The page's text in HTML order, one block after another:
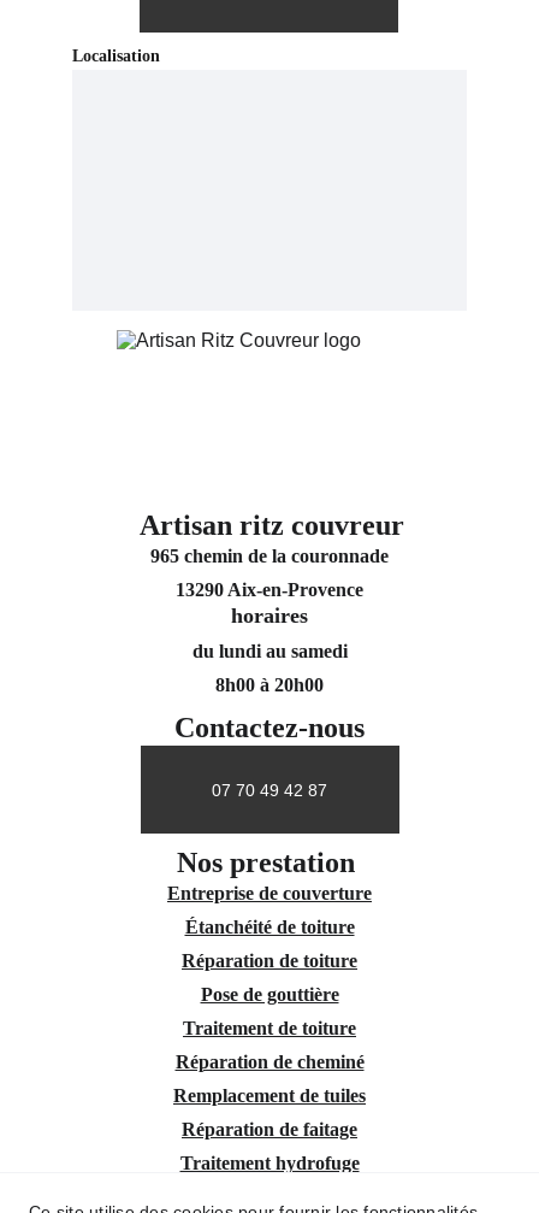
Localisation
Contactez-nous
07 70 49 42 87
Artisan ritz couvreur
Nos prestation
Entreprise de couverture
Étanchéité de toiture
Réparation de toiture
Pose de gouttière
Traitement de toiture
Réparation de cheminé
Remplacement de tuiles
Réparation de faitage
Traitement hydrofuge
965 chemin de la couronnade
13290 Aix-en-Provence
horaires
du lundi au samedi
8h00 à 20h00